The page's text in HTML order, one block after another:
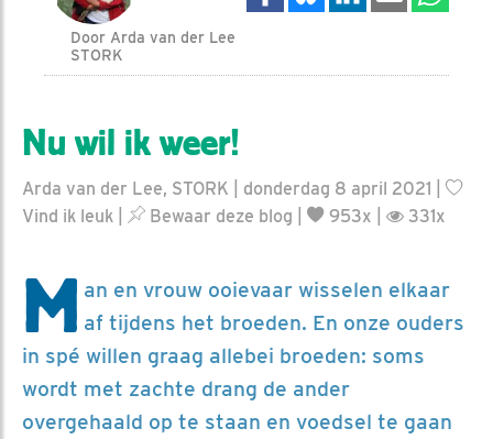
Door Arda van der Lee
STORK
Nu wil ik weer!
Arda van der Lee, STORK | donderdag 8 april 2021 |
Vind ik leuk
Bewaar deze blog 953x | 331x
M an en vrouw ooievaar wisselen elkaar
af tijdens het broeden. En onze ouders
in spé willen graag allebei broeden: soms
wordt met zachte drang de ander
overgehaald op te staan en voedsel te gaan